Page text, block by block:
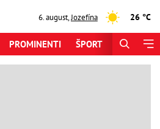
6. august,Jozefína 26 °C
PROMINENTI ŠPORT